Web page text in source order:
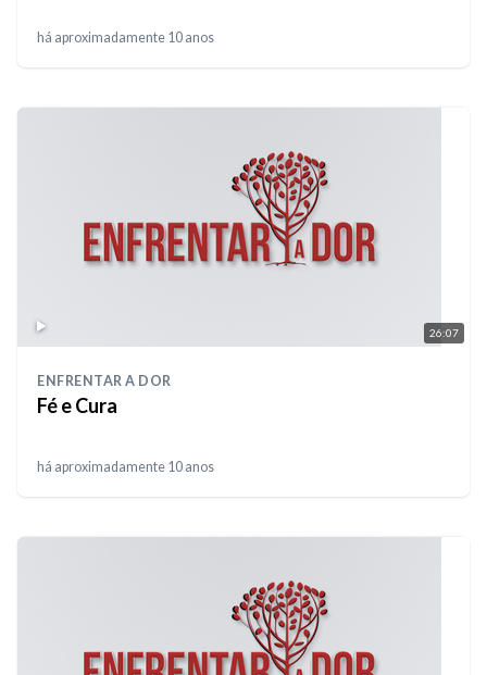
há aproximadamente 10 anos
26:07
ENFRENTAR A DOR
Fé e Cura
há aproximadamente 10 anos